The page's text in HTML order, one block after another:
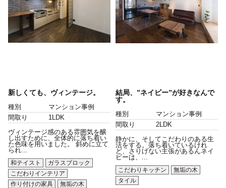
新しくても、ヴィンテージ。
種別
マンション事例
間取り
1LDK
ヴィンテージ感のある雰囲気を醸
し出すために、全体的に落ち着い
た色味を用いました。 斜めに立て
られ...
和テイスト
ガラスブロック
こだわりインテリア
作り付けの家具
無垢の木
結局、”ネイビー”が好きなんで
す。
種別
マンション事例
間取り
2LDK
静かに、そしてこだわりのある生
活をする。落ち着いているけれ
ど、さりげない主張があるんネイ
ビーは、...
こだわりキッチン
無垢の木
タイル